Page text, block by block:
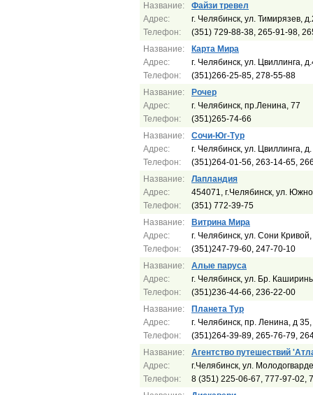
Название:
Адрес:
Телефон:
Файзи тревел
г. Челябинск, ул. Тимирязев,
(351) 729-88-38, 265-91-98,
Название:
Адрес:
Телефон:
Карта Мира
г. Челябинск, ул. Цвиллинга,
(351)266-25-85, 278-55-88
Название:
Адрес:
Телефон:
Рочер
г. Челябинск, пр.Ленина, 77
(351)265-74-66
Название:
Адрес:
Телефон:
Сочи-Юг-Тур
г. Челябинск, ул. Цвиллинга,
(351)264-01-56, 263-14-65,
Название:
Адрес:
Телефон:
Лапландия
454071, г.Челябинск, ул.
(351) 772-39-75
Название:
Адрес:
Телефон:
Витрина Мира
г. Челябинск, ул. Сони
(351)247-79-60, 247-70-10
Название:
Адрес:
Телефон:
Алые паруса
г. Челябинск, ул. Бр.
(351)236-44-66, 236-22-00
Название:
Адрес:
Телефон:
Планета Тур
г. Челябинск, пр. Ленина, д
(351)264-39-89, 265-76-79,
Название:
Адрес:
Телефон:
Агентство путешествий
г.Челябинск, ул.
8 (351) 225-06-67, 777-97-02,